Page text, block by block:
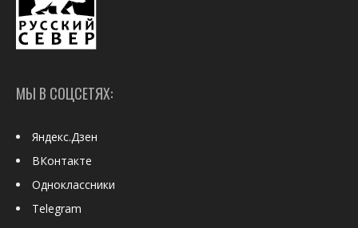
МЫ В СОЦСЕТЯХ:
Яндекс.Дзен
ВКонтакте
Одноклассники
Telegram